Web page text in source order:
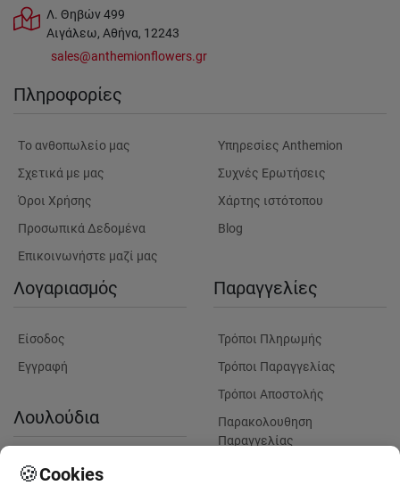
Λ. Θηβών 499
Αιγάλεω, Αθήνα, 12243
sales@anthemionflowers.gr
Πληροφορίες
Tο ανθοπωλείο μας
Σχετικά με μας
Όροι Χρήσης
Προσωπικά Δεδομένα
Επικοινωνήστε μαζί μας
Υπηρεσίες Anthemion
Συχνές Ερωτήσεις
Χάρτης ιστότοπου
Blog
Λογαριασμός
Είσοδος
Εγγραφή
Λουλούδια
Πληροφορίες Λουλουδιών
Παραγγελίες
Τρόποι Πληρωμής
Τρόποι Παραγγελίας
Τρόποι Αποστολής
Παρακολουθηση
Παραγγελίας
🍪Cookies